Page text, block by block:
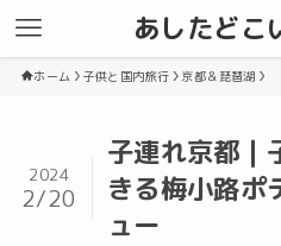
あしたどこ
ホーム 子供と国内旅行 京都＆琵琶湖
子連れ京都 |
きる梅小路ポ
ュー
2024
2/20